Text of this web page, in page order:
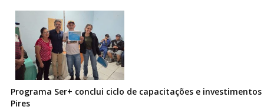
Programa Ser+ conclui ciclo de capacitações e
Pires